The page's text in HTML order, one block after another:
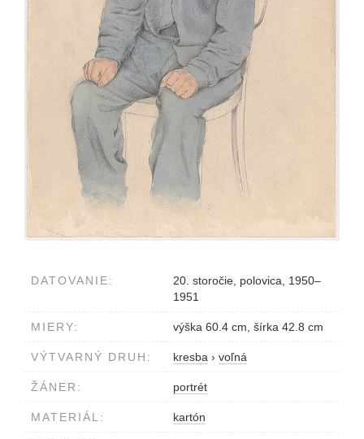
DATOVANIE:
20. storočie, polovica, 1950–
1951
MIERY: výška 60.4 cm, šírka 42.8 cm
VÝTVARNÝ DRUH: kresba › voľná
ŽÁNER: portrét
MATERIÁL: kartón